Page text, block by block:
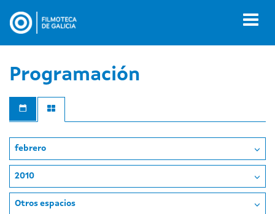
contenido
Programación
febrero
2010
Otros espacios